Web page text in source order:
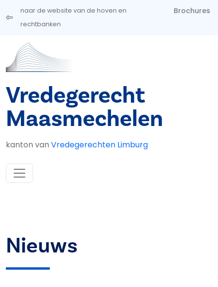
Overslaan en naar de inhoud gaan
naar de website van de hoven en
rechtbanken
Brochures
Vredegerecht
Maasmechelen
kanton van Vredegerechten Limburg
Nieuws